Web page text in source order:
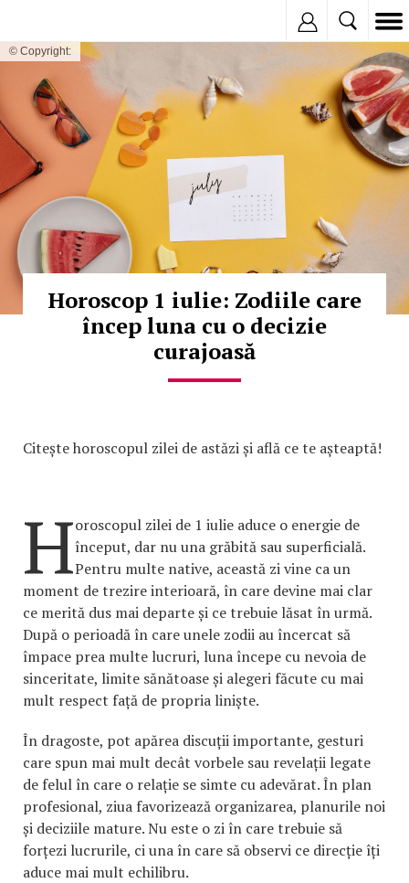
© Copyright:
Horoscop 1 iulie: Zodiile care
încep luna cu o decizie
curajoasă
Citește horoscopul zilei de astăzi și află ce te așteaptă!
Horoscopul zilei de 1 iulie aduce o energie de
început, dar nu una grăbită sau superficială.
Pentru multe native, această zi vine ca un
moment de trezire interioară, în care devine mai clar
ce merită dus mai departe și ce trebuie lăsat în urmă.
După o perioadă în care unele zodii au încercat să
împace prea multe lucruri, luna începe cu nevoia de
sinceritate, limite sănătoase și alegeri făcute cu mai
mult respect față de propria liniște.
În dragoste, pot apărea discuții importante, gesturi
care spun mai mult decât vorbele sau revelații legate
de felul în care o relație se simte cu adevărat. În plan
profesional, ziua favorizează organizarea, planurile noi
și deciziile mature. Nu este o zi în care trebuie să
forțezi lucrurile, ci una în care să observi ce direcție îți
aduce mai mult echilibru.